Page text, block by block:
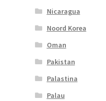
Nicaragua
Noord Korea
Oman
Pakistan
Palastina
Palau